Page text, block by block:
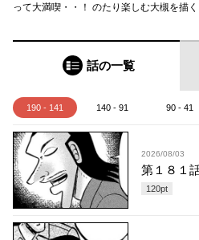
って大満喫・・！ のたり楽しむ大槻を描
話の一覧
190 - 141 140 - 91 90 - 41
2026/08/03
第１８１
120pt